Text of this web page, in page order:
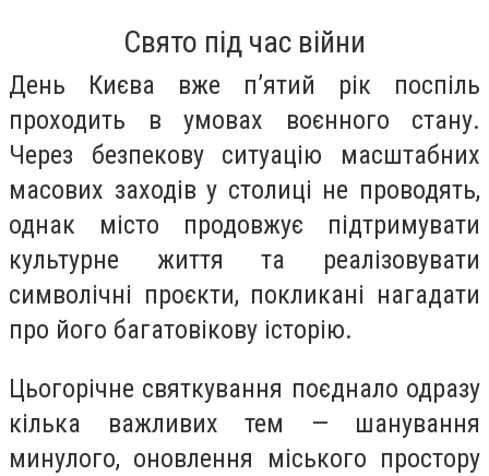
Свято під час війни
День Києва вже п’ятий рік поспіль
проходить в умовах воєнного стану.
Через безпекову ситуацію масштабних
масових заходів у столиці не проводять,
однак місто продовжує підтримувати
культурне життя та реалізовувати
символічні проєкти, покликані нагадати
про його багатовікову історію.
Цьогорічне святкування поєднало одразу
кілька важливих тем — шанування
минулого, оновлення міського простору